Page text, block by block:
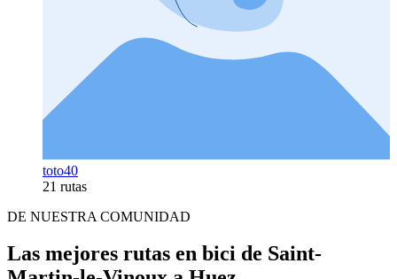
toto40
21 rutas
DE NUESTRA COMUNIDAD
Las mejores rutas en bici de Saint-